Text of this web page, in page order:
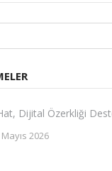
Dijital Özerkliği
Mayıs 2026